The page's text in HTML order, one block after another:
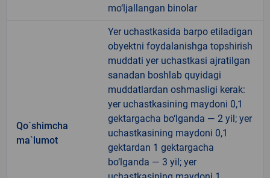
mo‘ljallangan binolar
Qo`shimcha
ma`lumot
Yer uchastkasida barpo etiladigan
obyektni foydalanishga topshirish
muddati yer uchastkasi ajratilgan
sanadan boshlab quyidagi
muddatlardan oshmasligi kerak:
yer uchastkasining maydoni 0,1
gektargacha bo‘lganda — 2 yil; yer
uchastkasining maydoni 0,1
gektardan 1 gektargacha
bo‘lganda — 3 yil; yer